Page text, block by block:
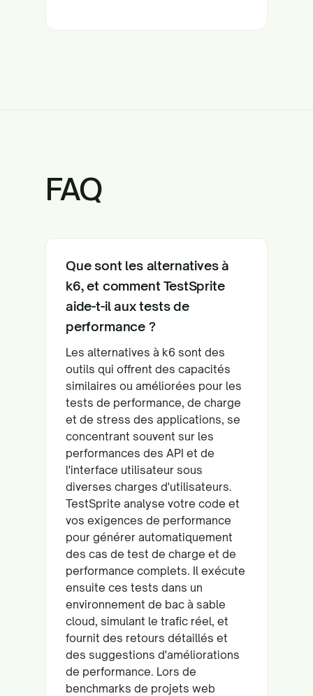
FAQ
Que sont les alternatives à
k6, et comment TestSprite
aide-t-il aux tests de
performance ?
Les alternatives à k6 sont des
outils qui offrent des capacités
similaires ou améliorées pour les
tests de performance, de charge
et de stress des applications, se
concentrant souvent sur les
performances des API et de
l'interface utilisateur sous
diverses charges d'utilisateurs.
TestSprite analyse votre code et
vos exigences de performance
pour générer automatiquement
des cas de test de charge et de
performance complets. Il exécute
ensuite ces tests dans un
environnement de bac à sable
cloud, simulant le trafic réel, et
fournit des retours détaillés et
des suggestions d'améliorations
de performance. Lors de
benchmarks de projets web